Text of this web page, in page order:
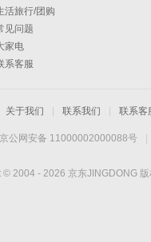
活旅行/团购
见问题
家电
系客服
关于我们 联系我们 联系客
京公网安备 11000002000088号
© 2004 - 2026 京东JINGDONG